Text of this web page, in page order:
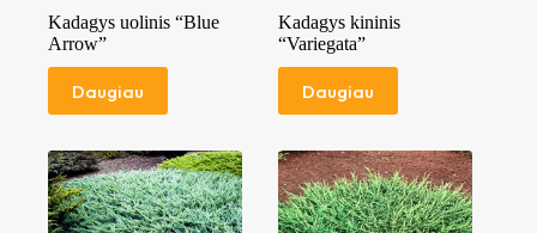
Kadagys uolinis “Blue
Arrow”
Daugiau
Kadagys kininis
“Variegata”
Daugiau